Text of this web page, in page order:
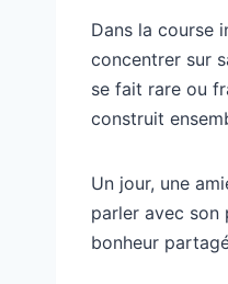
Dans la course
concentrer sur
se fait rare ou
construit
Un jour, une
parler avec son
bonheur